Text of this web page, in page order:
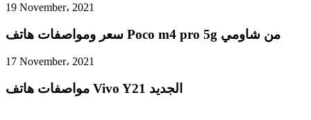
19 November، 2021
سعر ومواصفات هاتف Poco m4 pro 5g من شاومي
17 November، 2021
مواصفات هاتف Vivo Y21 الجديد